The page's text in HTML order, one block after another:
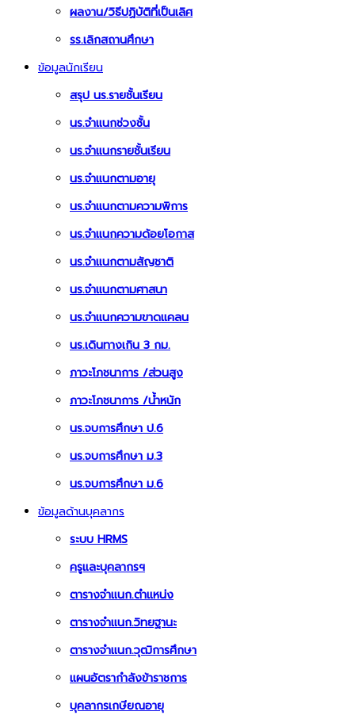
ผลงาน/วิธีปฏิบัติที่เป็นเลิศ
รร.เลิกสถานศึกษา
ข้อมูลนักเรียน
สรุป นร.รายชั้นเรียน
นร.จำแนกช่วงชั้น
นร.จำแนกรายชั้นเรียน
นร.จำแนกตามอายุ
นร.จำแนกตามความพิการ
นร.จำแนกความด้อยโอกาส
นร.จำแนกตามสัญชาติ
นร.จำแนกตามศาสนา
นร.จำแนกความขาดแคลน
นร.เดินทางเกิน 3 กม.
ภาวะโภชนาการ /ส่วนสูง
ภาวะโภชนาการ /น้ำหนัก
นร.จบการศึกษา ป.6
นร.จบการศึกษา ม.3
นร.จบการศึกษา ม.6
ข้อมูลด้านบุคลากร
ระบบ HRMS
ครูและบุคลากรฯ
ตารางจำแนก.ตำแหน่ง
ตารางจำแนก.วิทยฐานะ
ตารางจำแนก.วุฒิการศึกษา
แผนอัตรากำลังข้าราชการ
บุคลากรเกษียณอายุ